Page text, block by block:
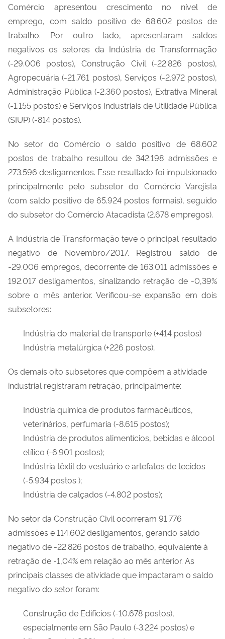
Comércio apresentou crescimento no nível de
emprego, com saldo positivo de 68.602 postos de
trabalho. Por outro lado, apresentaram saldos
negativos os setores da Indústria de Transformação
(-29.006 postos), Construção Civil (-22.826 postos),
Agropecuária (-21.761 postos), Serviços (-2.972 postos),
Administração Pública (-2.360 postos), Extrativa Mineral
(-1.155 postos) e Serviços Industriais de Utilidade Pública
(SIUP) (-814 postos).
No setor do Comércio o saldo positivo de 68.602
postos de trabalho resultou de 342.198 admissões e
273.596 desligamentos. Esse resultado foi impulsionado
principalmente pelo subsetor do Comércio Varejista
(com saldo positivo de 65.924 postos formais), seguido
do subsetor do Comércio Atacadista (2.678 empregos).
A Indústria de Transformação teve o principal resultado
negativo de Novembro/2017. Registrou saldo de
-29.006 empregos, decorrente de 163.011 admissões e
192.017 desligamentos, sinalizando retração de -0,39%
sobre o mês anterior. Verificou-se expansão em dois
subsetores:
Indústria do material de transporte (+414 postos)
Indústria metalúrgica (+226 postos);
Os demais oito subsetores que compõem a atividade
industrial registraram retração, principalmente:
Indústria química de produtos farmacêuticos,
veterinários, perfumaria (-8.615 postos);
Indústria de produtos alimentícios, bebidas e álcool
etílico (-6.901 postos);
Indústria têxtil do vestuário e artefatos de tecidos
(-5.934 postos );
Indústria de calçados (-4.802 postos);
No setor da Construção Civil ocorreram 91.776
admissões e 114.602 desligamentos, gerando saldo
negativo de -22.826 postos de trabalho, equivalente à
retração de -1,04% em relação ao mês anterior. As
principais classes de atividade que impactaram o saldo
negativo do setor foram:
Construção de Edifícios (-10.678 postos),
especialmente em São Paulo (-3.224 postos) e